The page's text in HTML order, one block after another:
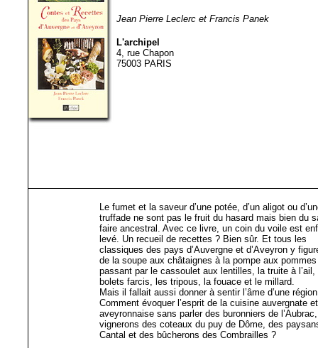
Jean Pierre Leclerc et Francis Panek
L'archipel
4, rue Chapon
75003 PARIS
Le fumet et la saveur d’une potée, d’un aligot ou
truffade ne sont pas le fruit du hasard mais bien du
faire ancestral. Avec ce livre, un coin du voile est
levé. Un recueil de recettes ? Bien sûr. Et tous les
classiques des pays d’Auvergne et d’Aveyron y
de la soupe aux châtaignes à la pompe aux
passant par le cassoulet aux lentilles, la truite à l’ail,
bolets farcis, les tripous, la fouace et le millard.
Mais il fallait aussi donner à sentir l’âme d’une
Comment évoquer l’esprit de la cuisine auvergnate et
aveyronnaise sans parler des buronniers de
vignerons des coteaux du puy de Dôme, des
Cantal et des bûcherons des Combrailles ?